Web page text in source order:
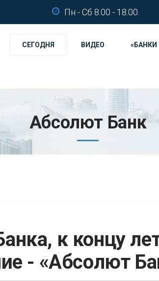
Пн - Сб 8.00 - 18.00.
СЕГОДНЯ ВИДЕО
Абсолют Банк
к концу
- «Абсолют